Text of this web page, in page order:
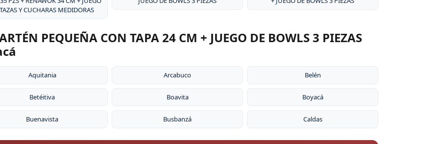
Y CUCHARAS MEDIDORAS
PEQUEÑA CON TAPA 24 CM + JUEGO DE BOWLS 3 PIEZAS
Aquitania Arcabuco Belén
Betéitiva Boavita Boyacá
Buenavista Busbanzá Caldas